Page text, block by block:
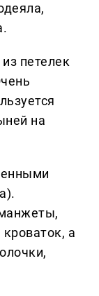
петелек
на
а